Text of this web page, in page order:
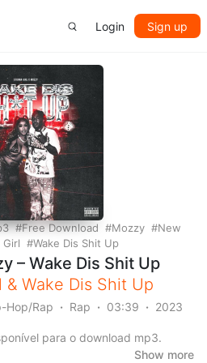
Login Sign up
Free Download Mozzy
New
Girl Wake Dis Shit Up
– Wake Dis Shit Up
& Wake Dis Shit Up
Hop/Rap Rap 03:39 2023
para o download mp3.
Show more